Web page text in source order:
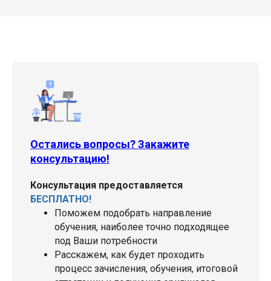
Остались вопросы? Закажите
консультацию!
Консультация предоставляется
БЕСПЛАТНО!
Поможем подобрать направление
обучения, наиболее точно подходящее
под Ваши потребности
Расскажем, как будет проходить
процесс зачисления, обучения, итоговой